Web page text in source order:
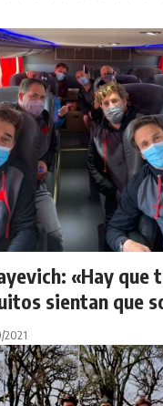
«Hay que
sientan que
2021